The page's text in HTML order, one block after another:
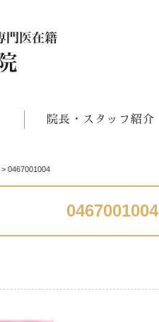
院長・スタッフ紹介
> 0467001004
0467001004